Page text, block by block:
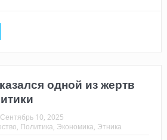
одной из жертв
Сентябрь 10, 2025
, Политика, Экономика, Этника